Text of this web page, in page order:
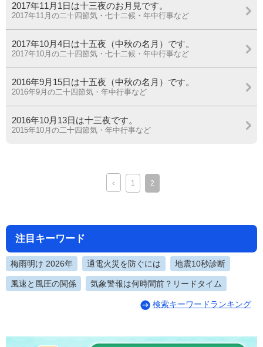
2017年11月1日は十三夜のお月見です。
2017年11月の二十四節気・七十二候・年中行事など
2017年10月4日は十五夜（中秋の名月）です。
2017年10月の二十四節気・七十二候・年中行事など
2016年9月15日は十五夜（中秋の名月）です。
2016年9月の二十四節気・年中行事など
2016年10月13日は十三夜です。
2015年10月の二十四節気・年中行事など
‹ 1 2
注目キーワード
梅雨明け 2026年 通電火災を防ぐには 地震10秒診断
風速と風圧の関係 気象警報は何時間前？リードタイム
検索キーワードランキング